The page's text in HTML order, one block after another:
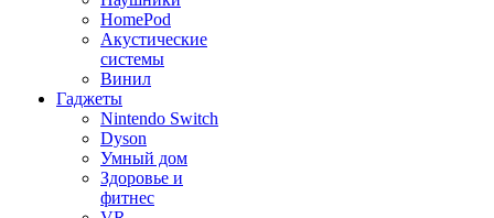
HomePod
Акустические
системы
Винил
Гаджеты
Nintendo Switch
Dyson
Умный дом
Здоровье и
фитнес